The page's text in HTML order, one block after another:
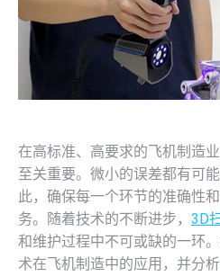
在高标准、高要求的飞机制造
至关重要。微小的误差都有可
此，确保每一个环节的准确性
务。随着技术的不断进步， 3D
和维护过程中不可或缺的一环
术在飞机制造中的应用，并分